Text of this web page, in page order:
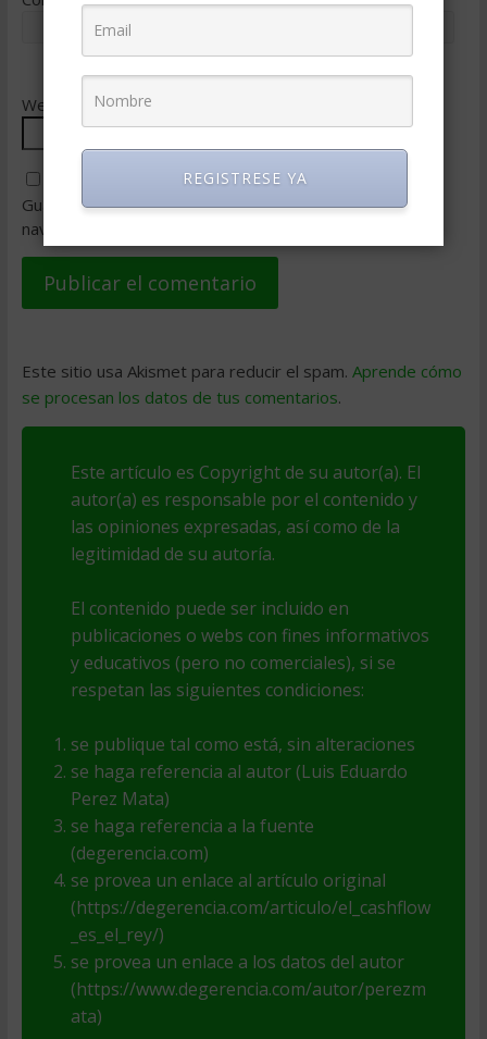
Web
Guarda mi nombre, correo electrónico y web en este
navegador para la próxima vez que comente.
Este sitio usa Akismet para reducir el spam. Aprende cómo
se procesan los datos de tus comentarios.
Este artículo es Copyright de su autor(a). El
autor(a) es responsable por el contenido y
las opiniones expresadas, así como de la
legitimidad de su autoría.
El contenido puede ser incluido en
publicaciones o webs con fines informativos
y educativos (pero no comerciales), si se
respetan las siguientes condiciones:
se publique tal como está, sin alteraciones
se haga referencia al autor (Luis Eduardo
Perez Mata)
se haga referencia a la fuente
(degerencia.com)
se provea un enlace al artículo original
(https://degerencia.com/articulo/el_cashflow
_es_el_rey/)
se provea un enlace a los datos del autor
(https://www.degerencia.com/autor/perezm
ata)
REGISTRESE YA